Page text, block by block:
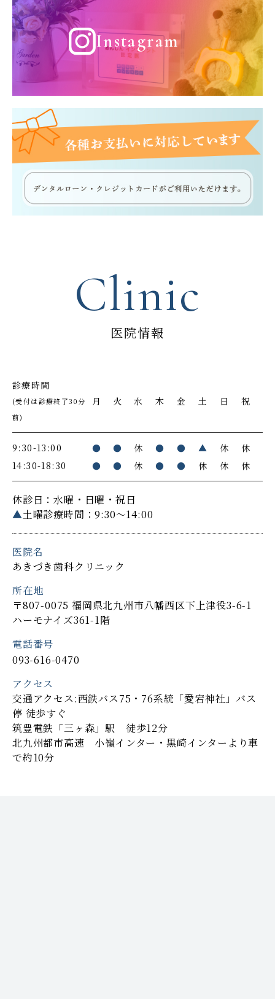
Instagram
Clinic
医院情報
診療時間
(受付は診療終了30分
前)
月 火 水 木 金 土 日 祝
9:30-13:00 ● ● 休 ● ● ▲ 休
休
14:30-18:30
● ● 休 ● ● 休 休 休
休診日：水曜・日曜・祝日
▲土曜診療時間：9:30～14:00
医院名
あきづき歯科クリニック
所在地
〒807-0075 福岡県北九州市八幡西区下上津役3-6-1
ハーモナイズ361-1階
電話番号
093-616-0470
アクセス
交通アクセス:西鉄バス75・76系統「愛宕神社」バス
停 徒歩すぐ
筑豊電鉄「三ヶ森」駅 徒歩12分
北九州都市高速 小嶺インター・黒崎インターより車
で約10分